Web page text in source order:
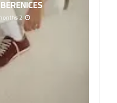
BERENICES الرياضي
2 months منذ